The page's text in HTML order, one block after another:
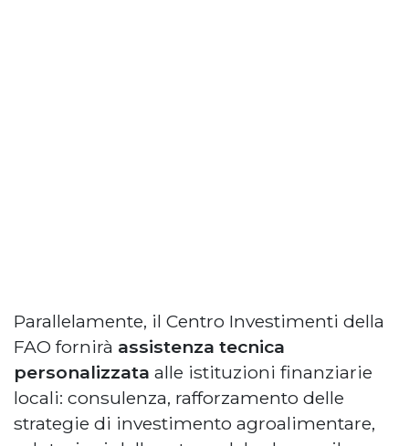
Parallelamente, il Centro Investimenti della
FAO fornirà assistenza tecnica
personalizzata alle istituzioni finanziarie
locali: consulenza, rafforzamento delle
strategie di investimento agroalimentare,